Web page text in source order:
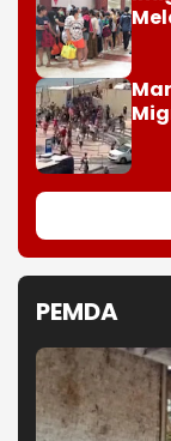
PEMDA
BPBD
Rusak